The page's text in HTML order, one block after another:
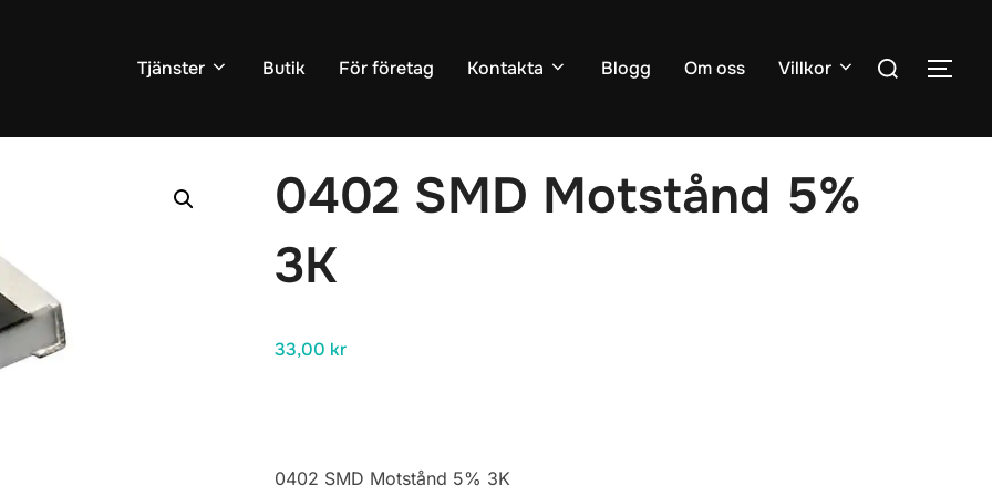
Tjänster Butik För företag Kontakta Blogg Om oss Villkor
Sök
efter:
SLÅ
0402 SMD Motstånd 5%
3K
33,00 kr
0402 SMD Motstånd 5% 3K